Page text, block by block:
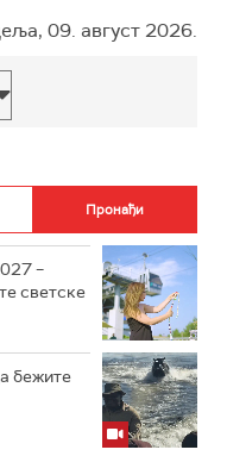
09. август 2026.
–
светске
бежите